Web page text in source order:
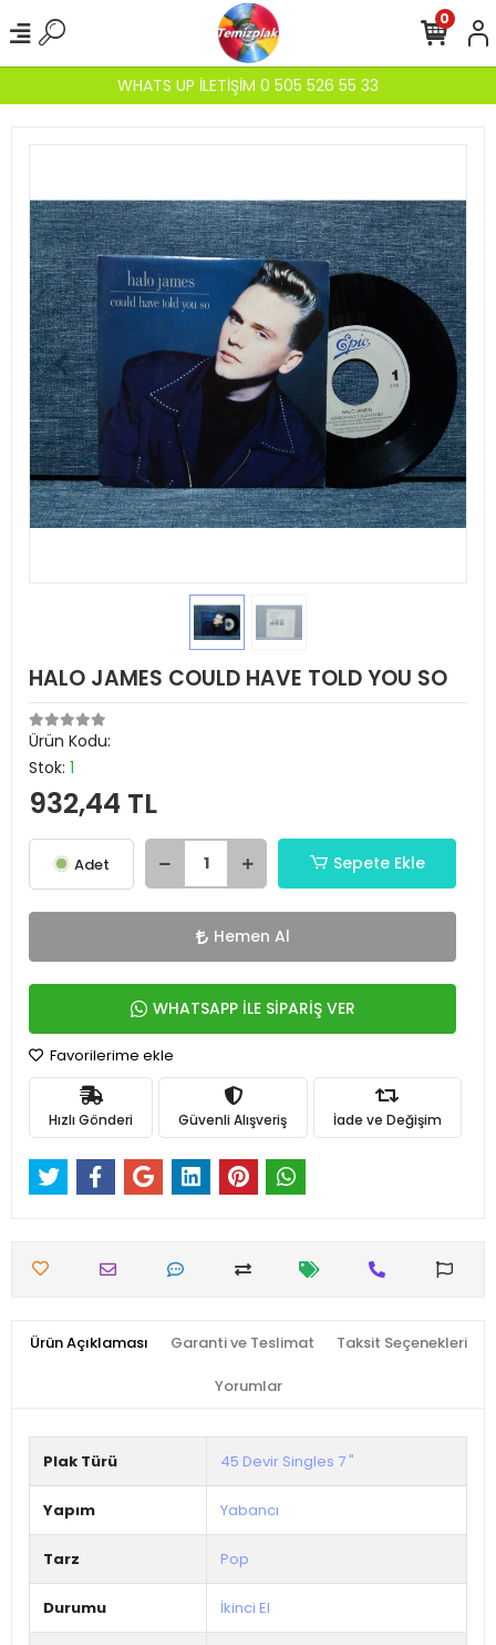
WHATS UP İLETİŞİM 0 505 526 55 33
0
HALO JAMES COULD HAVE TOLD YOU SO
Ürün Kodu:
Stok: 1
932,44 TL
Adet Sepete Ekle
Hemen Al
WHATSAPP İLE SİPARİŞ VER
Favorilerime ekle
Hızlı Gönderi Güvenli Alışveriş İade ve Değişim
Ürün Açıklaması Garanti ve Teslimat Taksit Seçenekleri
Yorumlar
Plak Türü 45 Devir Singles 7 "
Yapım Yabancı
Tarz Pop
Durumu İkinci El